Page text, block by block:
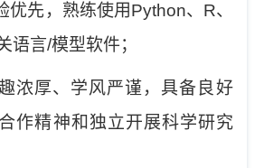
优先，熟练使用Python、 R、
语言/模型软件；
浓厚、学风严谨，具备良好
作精神和独立开展科学研究